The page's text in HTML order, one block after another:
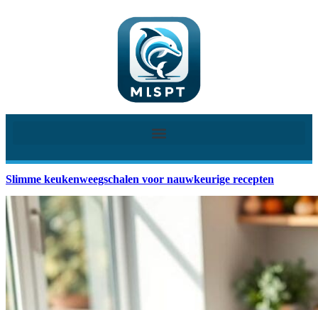
Slimme keukenweegschalen voor nauwkeurige recepten